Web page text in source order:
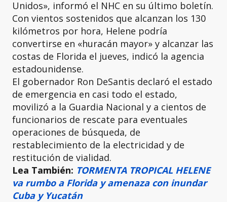
Unidos», informó el NHC en su último boletín.
Con vientos sostenidos que alcanzan los 130
kilómetros por hora, Helene podría
convertirse en «huracán mayor» y alcanzar las
costas de Florida el jueves, indicó la agencia
estadounidense.
El gobernador Ron DeSantis declaró el estado
de emergencia en casi todo el estado,
movilizó a la Guardia Nacional y a cientos de
funcionarios de rescate para eventuales
operaciones de búsqueda, de
restablecimiento de la electricidad y de
restitución de vialidad.
Lea También: TORMENTA TROPICAL HELENE
va rumbo a Florida y amenaza con inundar
Cuba y Yucatán